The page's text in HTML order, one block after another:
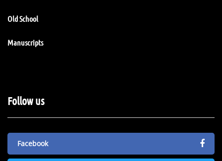
Old School
Manuscripts
Follow us
Facebook